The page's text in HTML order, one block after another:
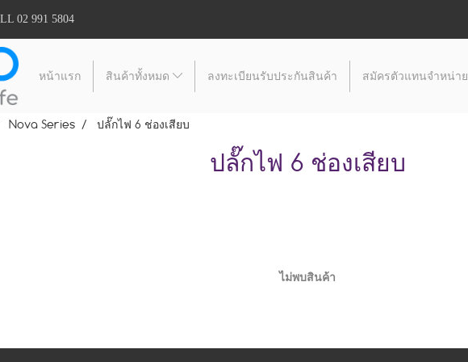
02 991 5804
หน้าแรก สินค้าทั้งหมด ลงทะเบียนรับประกันสินค้า สมัครตัวแทนจำหน่าย
Nova Series ปลั๊กไฟ 6 ช่องเสียบ
ปลั๊กไฟ 6 ช่องเสียบ
ไม่พบสินค้า